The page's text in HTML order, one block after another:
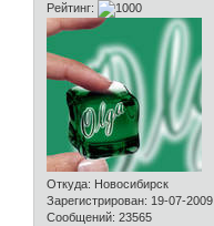
Рейтинг:
Откуда: Новосибирск
Зарегистрирован: 19-07-2009
Сообщений: 23565